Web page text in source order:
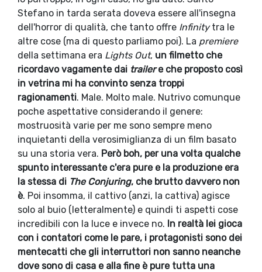
Stefano in tarda serata doveva essere all'insegna
dell'horror di qualità, che tanto offre Infinitytra le
altre cose (ma di questo parliamo poi). La premiere
della settimana era Lights Out, un filmetto che
ricordavo vagamente dai trailere che proposto così
in vetrina mi ha convinto senza troppi
ragionamenti. Male. Molto male. Nutrivo comunque
poche aspettative considerando il genere:
mostruosità varie per me sono sempre meno
inquietanti della verosimiglianza di un film basato
su una storia vera. Però boh, per una volta qualche
spunto interessante c'era pure e la produzione era
la stessa di The Conjuring, che brutto davvero non
è. Poi insomma, il cattivo (anzi, la cattiva) agisce
solo al buio (letteralmente) e quindi ti aspetti cose
incredibili con la luce e invece no. In realtà lei gioca
con i contatori come le pare, i protagonisti sono dei
mentecatti che gli interruttori non sanno neanche
dove sono di casa e alla fine è pure tutta una